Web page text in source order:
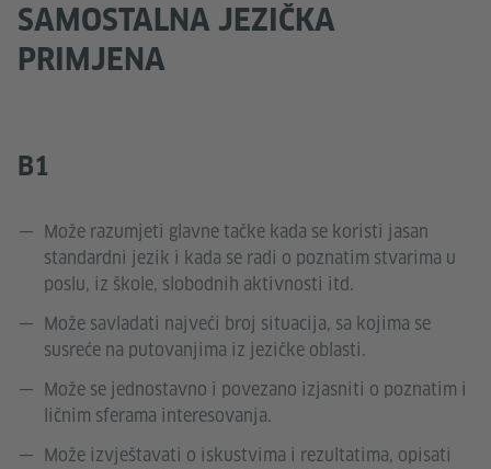
SAMOSTALNA JEZIČKA
PRIMJENA
B1
Može razumjeti glavne tačke kada se koristi jasan
standardni jezik i kada se radi o poznatim stvarima u
poslu, iz škole, slobodnih aktivnosti itd.
Može savladati najveći broj situacija, sa kojima se
susreće na putovanjima iz jezičke oblasti.
Može se jednostavno i povezano izjasniti o poznatim i
ličnim sferama interesovanja.
Može izvještavati o iskustvima i rezultatima, opisati